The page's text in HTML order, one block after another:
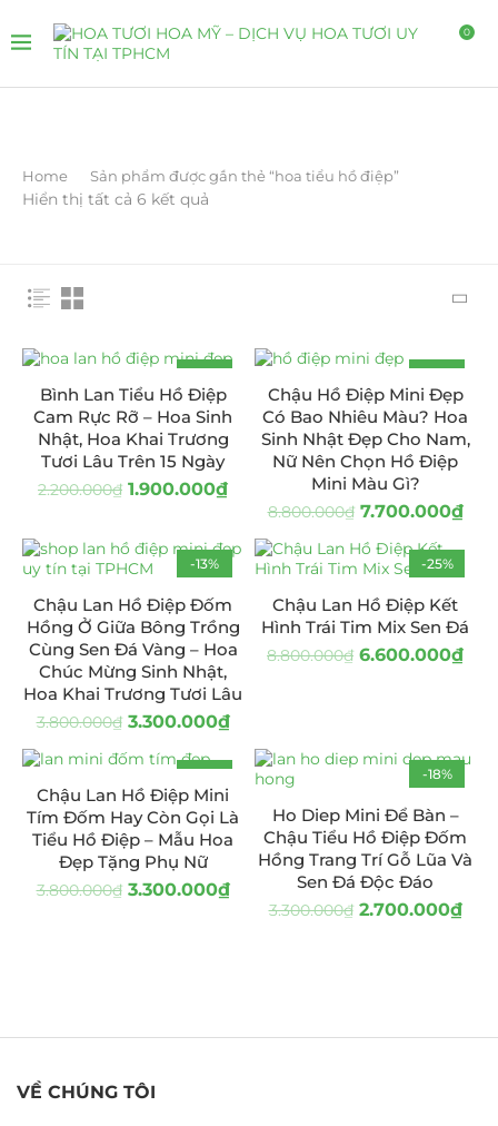
0
Home Sản phẩm được gắn thẻ “hoa tiểu hồ điệp”
Hiển thị tất cả 6 kết quả
-14%
Bình Lan Tiểu Hồ Điệp
Cam Rực Rỡ – Hoa Sinh
Nhật, Hoa Khai Trương
Tươi Lâu Trên 15 Ngày
2.200.000₫ 1.900.000₫
-13%
HOT
Chậu Hồ Điệp Mini Đẹp
Có Bao Nhiêu Màu? Hoa
Sinh Nhật Đẹp Cho Nam,
Nữ Nên Chọn Hồ Điệp
Mini Màu Gì?
8.800.000₫ 7.700.000₫
-13%
Chậu Lan Hồ Điệp Đốm
Hồng Ở Giữa Bông Trồng
Cùng Sen Đá Vàng – Hoa
Chúc Mừng Sinh Nhật,
Hoa Khai Trương Tươi Lâu
3.800.000₫ 3.300.000₫
-25%
Chậu Lan Hồ Điệp Kết
Hình Trái Tim Mix Sen Đá
8.800.000₫ 6.600.000₫
-13%
Chậu Lan Hồ Điệp Mini
Tím Đốm Hay Còn Gọi Là
Tiểu Hồ Điệp – Mẫu Hoa
Đẹp Tặng Phụ Nữ
3.800.000₫ 3.300.000₫
-18%
Ho Diep Mini Để Bàn –
Chậu Tiểu Hồ Điệp Đốm
Hồng Trang Trí Gỗ Lũa Và
Sen Đá Độc Đáo
3.300.000₫ 2.700.000₫
VỀ CHÚNG TÔI